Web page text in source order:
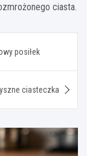
ciasta.
posiłek
ciasteczka